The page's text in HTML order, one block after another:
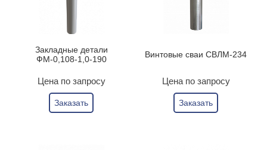
Закладные детали
ФМ-0,108-1,0-190
Цена по запросу
Заказать
Винтовые сваи СВЛМ-234
Цена по запросу
Заказать